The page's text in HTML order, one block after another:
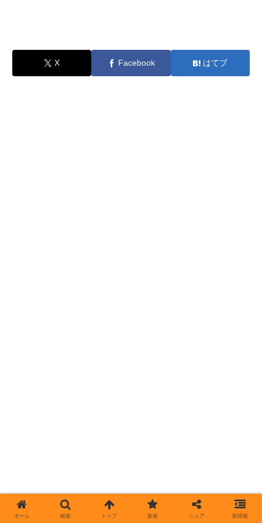
X Facebook はてブ
ホーム 検索 トップ 新着 シェア 新情報